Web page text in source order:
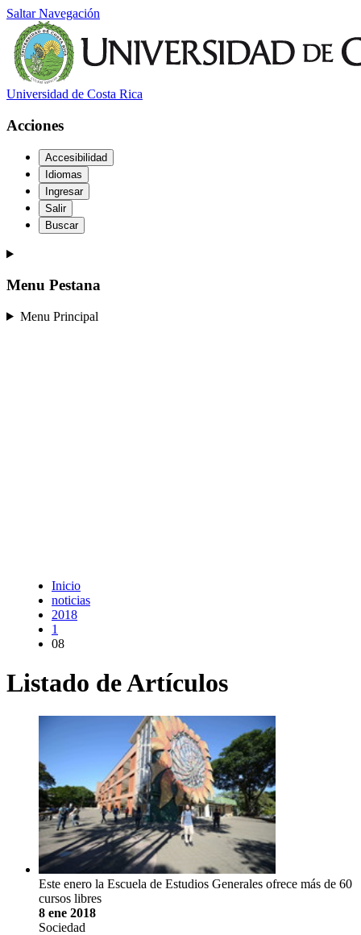
Saltar Navegación
Universidad de Costa Rica
Acciones
Accesibilidad
Idiomas
Ingresar
Salir
Buscar
Menu Pestana
Menu Principal
Inicio
noticias
2018
1
08
Listado de Artículos
Este enero la Escuela de Estudios Generales ofrece más de 60
cursos libres
8 ene 2018
Sociedad